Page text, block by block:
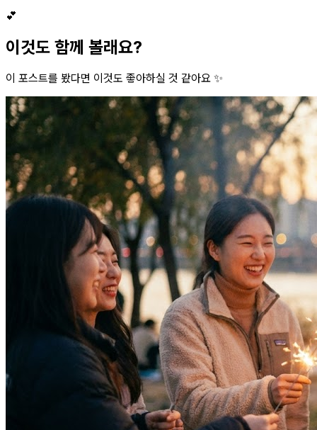
💕
이것도 함께 볼래요?
이 포스트를 봤다면 이것도 좋아하실 것 같아요 ✨